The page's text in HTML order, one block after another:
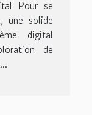
Pour se
une solide
digital
de